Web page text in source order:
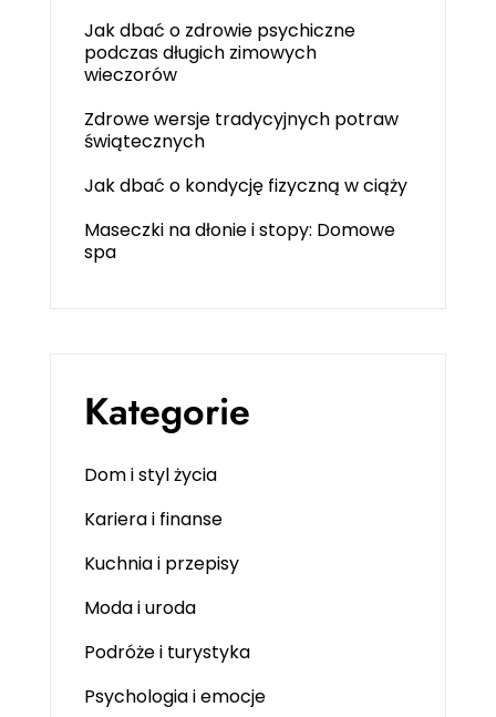
Jak dbać o zdrowie psychiczne
podczas długich zimowych
wieczorów
Zdrowe wersje tradycyjnych potraw
świątecznych
Jak dbać o kondycję fizyczną w ciąży
Maseczki na dłonie i stopy: Domowe
spa
Kategorie
Dom i styl życia
Kariera i finanse
Kuchnia i przepisy
Moda i uroda
Podróże i turystyka
Psychologia i emocje